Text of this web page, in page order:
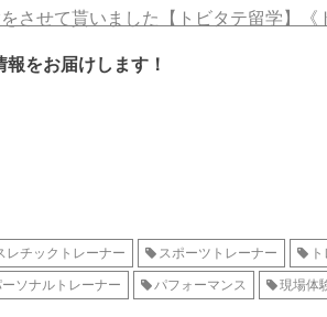
させて貰いました【トビタテ留学】《
をお届けします！
レチックトレーナー スポーツトレーナー
ーソナルトレーナー パフォーマンス 現場体